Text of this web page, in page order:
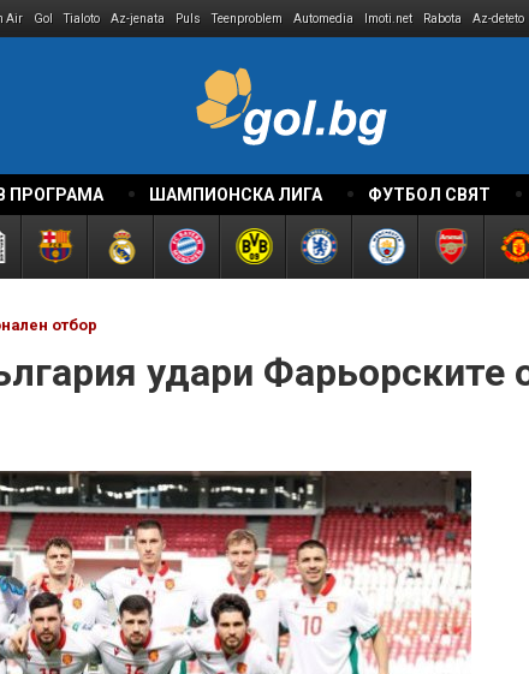
Air Gol Tialoto Az-jenata Puls Teenproblem Automedia Imoti.net Rabota Az-deteto
ПРОГРАМА ШАМПИОНСКА ЛИГА ФУТБОЛ СВЯТ
отбор
удари Фарьорските